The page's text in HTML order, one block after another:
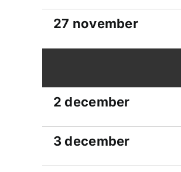
27 november
2 december
3 december